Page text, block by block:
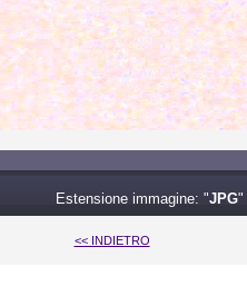
Estensione immagine: "JPG"
<< INDIETRO